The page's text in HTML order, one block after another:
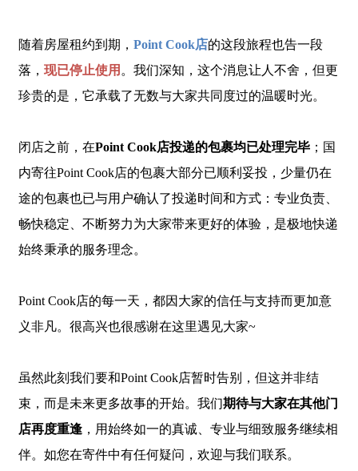
随着房屋租约到期， Point Cook店的这段旅程也告一段
落， 现已停止使用 。我们深知，这个消息让人不舍，但更
珍贵的是，它承载了无数与大家共同度过的温暖时光。
闭店之前，在Point Cook店投递的包裹均已处理完毕 ；国
内寄往Point Cook店的包裹大部分已顺利妥投，少量仍在
途的包裹也已与用户确认了投递时间和方式：专业负责、
畅快稳定、不断努力为大家带来更好的体验，是极地快递
始终秉承的服务理念。
Point Cook店的每一天，都因大家的信任与支持而更加意
义非凡。很高兴也很感谢在这里遇见大家~
虽然此刻我们要和Point Cook店暂时告别，但这并非结
束，而是未来更多故事的开始。我们期待与大家在其他门
店再度重逢 ，用始终如一的真诚、专业与细致服务继续相
伴。如您在寄件中有任何疑问，欢迎与我们联系。